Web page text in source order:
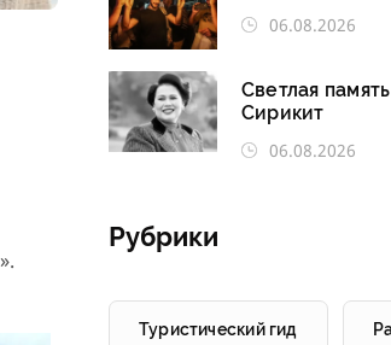
».
06.08.2026
Светлая
Сирикит
06.08.2026
Рубрики
Туристический гид